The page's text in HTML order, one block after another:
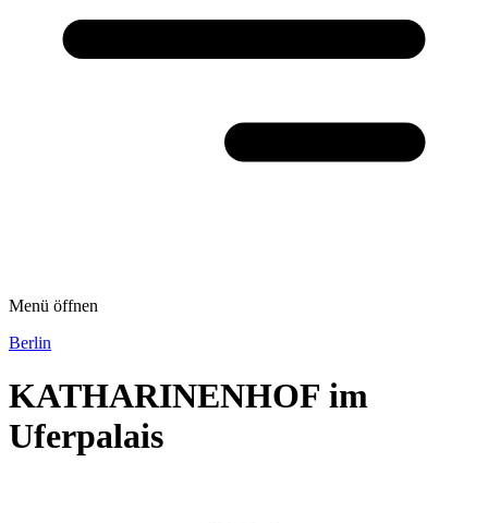
Menü öffnen
Berlin
KATHARINENHOF im
Uferpalais